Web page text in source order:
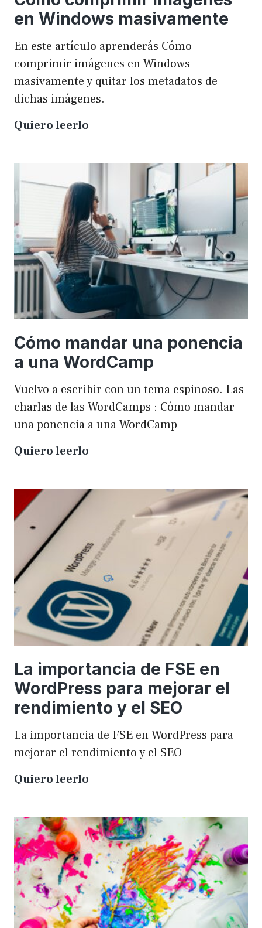
en Windows masivamente
En este artículo aprenderás Cómo
comprimir imágenes en Windows
masivamente y quitar los metadatos de
dichas imágenes.
Quiero leerlo
imágenes
Windows
masivamente
Cómo mandar una ponencia
a una WordCamp
Vuelvo a escribir con un tema espinoso. Las
charlas de las WordCamps : Cómo mandar
una ponencia a una WordCamp
Quiero leerlo
una
una
WordCamp
La importancia de FSE en
WordPress para mejorar el
rendimiento y el SEO
La importancia de FSE en WordPress para
mejorar el rendimiento y el SEO
Quiero leerlo
de
FSE
en
WordPress
para
mejorar
el